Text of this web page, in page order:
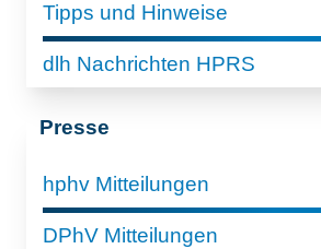
Tipps und Hinweise
dlh Nachrichten HPRS
Presse
hphv Mitteilungen
DPhV Mitteilungen